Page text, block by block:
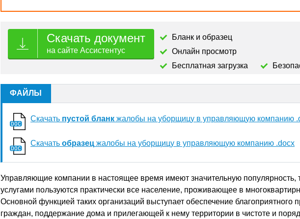
Скачать документ
на сайте Ассистентус
Бланк и образец
Онлайн просмотр
Бесплатная загрузка
ФАЙЛЫ
Скачать пустой бланк жалобы на уборщицу в управляющую компанию
Скачать образец жалобы на уборщицу в управляющую компанию .docx
Управляющие компании в настоящее время имеют значительную популярность,
услугами пользуются практически все население, проживающее в
Основной функцией таких организаций выступает обеспечение благоприятного
граждан, поддержание дома и прилегающей к нему территории в чистоте и